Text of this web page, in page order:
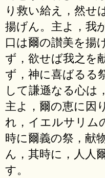
り救い給え，然せ
揚げん。主よ，我
口は爾の讃美を揚
ず，欲せば我之を
ず，神に喜ばるる
して謙遜なる心は
主よ，爾の恵に因
れ，イエルサリム
時に爾義の祭，献
ん，其時に，人人
す。